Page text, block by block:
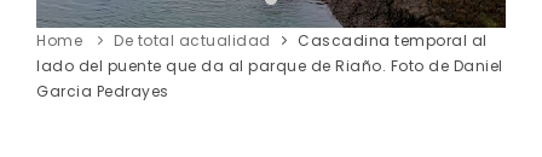
Home De total actualidad
Cascadina temporal al
lado del puente que da al parque de Riaño. Foto de Daniel
Garcia Pedrayes